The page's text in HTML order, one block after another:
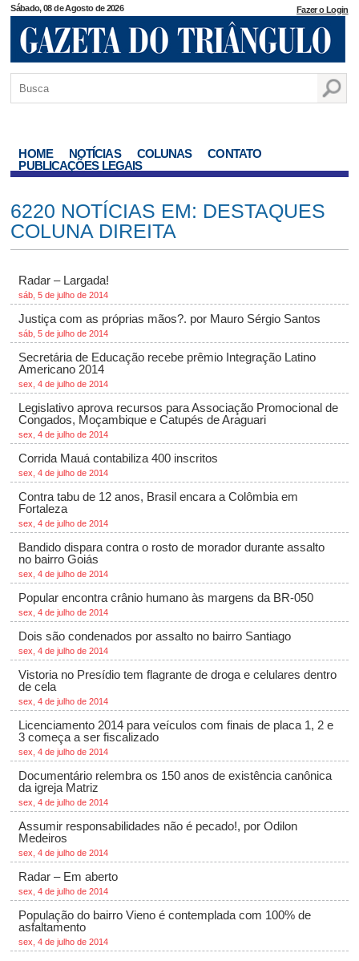
Sábado, 08 de Agosto de 2026 Fazer o Login
HOME NOTÍCIAS COLUNAS
CONTATO
PUBLICAÇÕES LEGAIS
6220 NOTÍCIAS EM: DESTAQUES
COLUNA DIREITA
Radar – Largada!
sáb, 5 de julho de 2014
Justiça com as próprias mãos?. por Mauro Sérgio Santos
sáb, 5 de julho de 2014
Secretária de Educação recebe prêmio Integração Latino
Americano 2014
sex, 4 de julho de 2014
Legislativo aprova recursos para Associação Promocional de
Congados, Moçambique e Catupés de Araguari
sex, 4 de julho de 2014
Corrida Mauá contabiliza 400 inscritos
sex, 4 de julho de 2014
Contra tabu de 12 anos, Brasil encara a Colômbia em
Fortaleza
sex, 4 de julho de 2014
Bandido dispara contra o rosto de morador durante assalto
no bairro Goiás
sex, 4 de julho de 2014
Popular encontra crânio humano às margens da BR-050
sex, 4 de julho de 2014
Dois são condenados por assalto no bairro Santiago
sex, 4 de julho de 2014
Vistoria no Presídio tem flagrante de droga e celulares dentro
de cela
sex, 4 de julho de 2014
Licenciamento 2014 para veículos com finais de placa 1, 2 e
3 começa a ser fiscalizado
sex, 4 de julho de 2014
Documentário relembra os 150 anos de existência canônica
da igreja Matriz
sex, 4 de julho de 2014
Assumir responsabilidades não é pecado!, por Odilon
Medeiros
sex, 4 de julho de 2014
Radar – Em aberto
sex, 4 de julho de 2014
População do bairro Vieno é contemplada com 100% de
asfaltamento
sex, 4 de julho de 2014